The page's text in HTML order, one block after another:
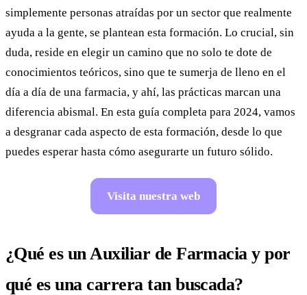
simplemente personas atraídas por un sector que realmente
ayuda a la gente, se plantean esta formación. Lo crucial, sin
duda, reside en elegir un camino que no solo te dote de
conocimientos teóricos, sino que te sumerja de lleno en el
día a día de una farmacia, y ahí, las prácticas marcan una
diferencia abismal. En esta guía completa para 2024, vamos
a desgranar cada aspecto de esta formación, desde lo que
puedes esperar hasta cómo asegurarte un futuro sólido.
Visita nuestra web
¿Qué es un Auxiliar de Farmacia y por
qué es una carrera tan buscada?